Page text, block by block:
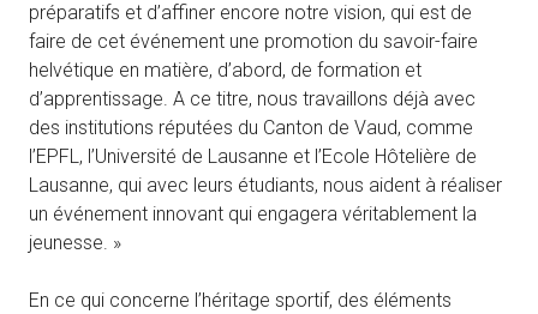
préparatifs et d’affiner encore notre vision, qui est de
faire de cet événement une promotion du savoir-faire
helvétique en matière, d’abord, de formation et
d’apprentissage. A ce titre, nous travaillons déjà avec
des institutions réputées du Canton de Vaud, comme
l’EPFL, l’Université de Lausanne et l’Ecole Hôtelière de
Lausanne, qui avec leurs étudiants, nous aident à réaliser
un événement innovant qui engagera véritablement la
jeunesse. »
En ce qui concerne l’héritage sportif, des éléments